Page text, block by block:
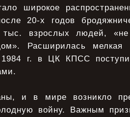
широкое
20-х годов
взрослых людей, «не
Расширилась мелкая
1984 г. в ЦК КПСС
и в мире возникло
войну. Важным